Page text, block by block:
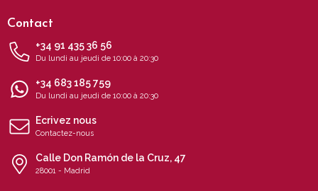
Contact
+34 91 435 36 56
Du lundi au jeudi de 10:00 à 20:30
+34 683 185 759
Du lundi au jeudi de 10:00 à 20:30
Ecrivez nous
Contactez-nous
Calle Don Ramón de la Cruz, 47
28001 - Madrid